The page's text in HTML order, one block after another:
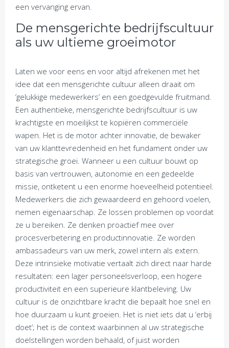
een vervanging ervan.
De mensgerichte bedrijfscultuur
als uw ultieme groeimotor
Laten we voor eens en voor altijd afrekenen met het
idee dat een mensgerichte cultuur alleen draait om
‘gelukkige medewerkers’ en een goedgevulde fruitmand.
Een authentieke, mensgerichte bedrijfscultuur is uw
krachtigste en moeilijkst te kopiëren commerciële
wapen. Het is de motor achter innovatie, de bewaker
van uw klanttevredenheid en het fundament onder uw
strategische groei. Wanneer u een cultuur bouwt op
basis van vertrouwen, autonomie en een gedeelde
missie, ontketent u een enorme hoeveelheid potentieel.
Medewerkers die zich gewaardeerd en gehoord voelen,
nemen eigenaarschap. Ze lossen problemen op voordat
ze u bereiken. Ze denken proactief mee over
procesverbetering en productinnovatie. Ze worden
ambassadeurs van uw merk, zowel intern als extern.
Deze intrinsieke motivatie vertaalt zich direct naar harde
resultaten: een lager personeelsverloop, een hogere
productiviteit en een superieure klantbeleving. Uw
cultuur is de onzichtbare kracht die bepaalt hoe snel en
hoe duurzaam u kunt groeien. Het is niet iets dat u ‘erbij
doet’; het is de context waarbinnen al uw strategische
doelstellingen worden behaald, of juist worden